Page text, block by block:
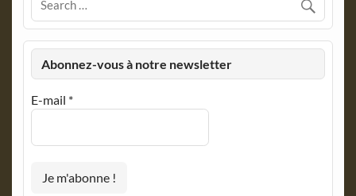
Abonnez-vous à notre newsletter
E-mail *